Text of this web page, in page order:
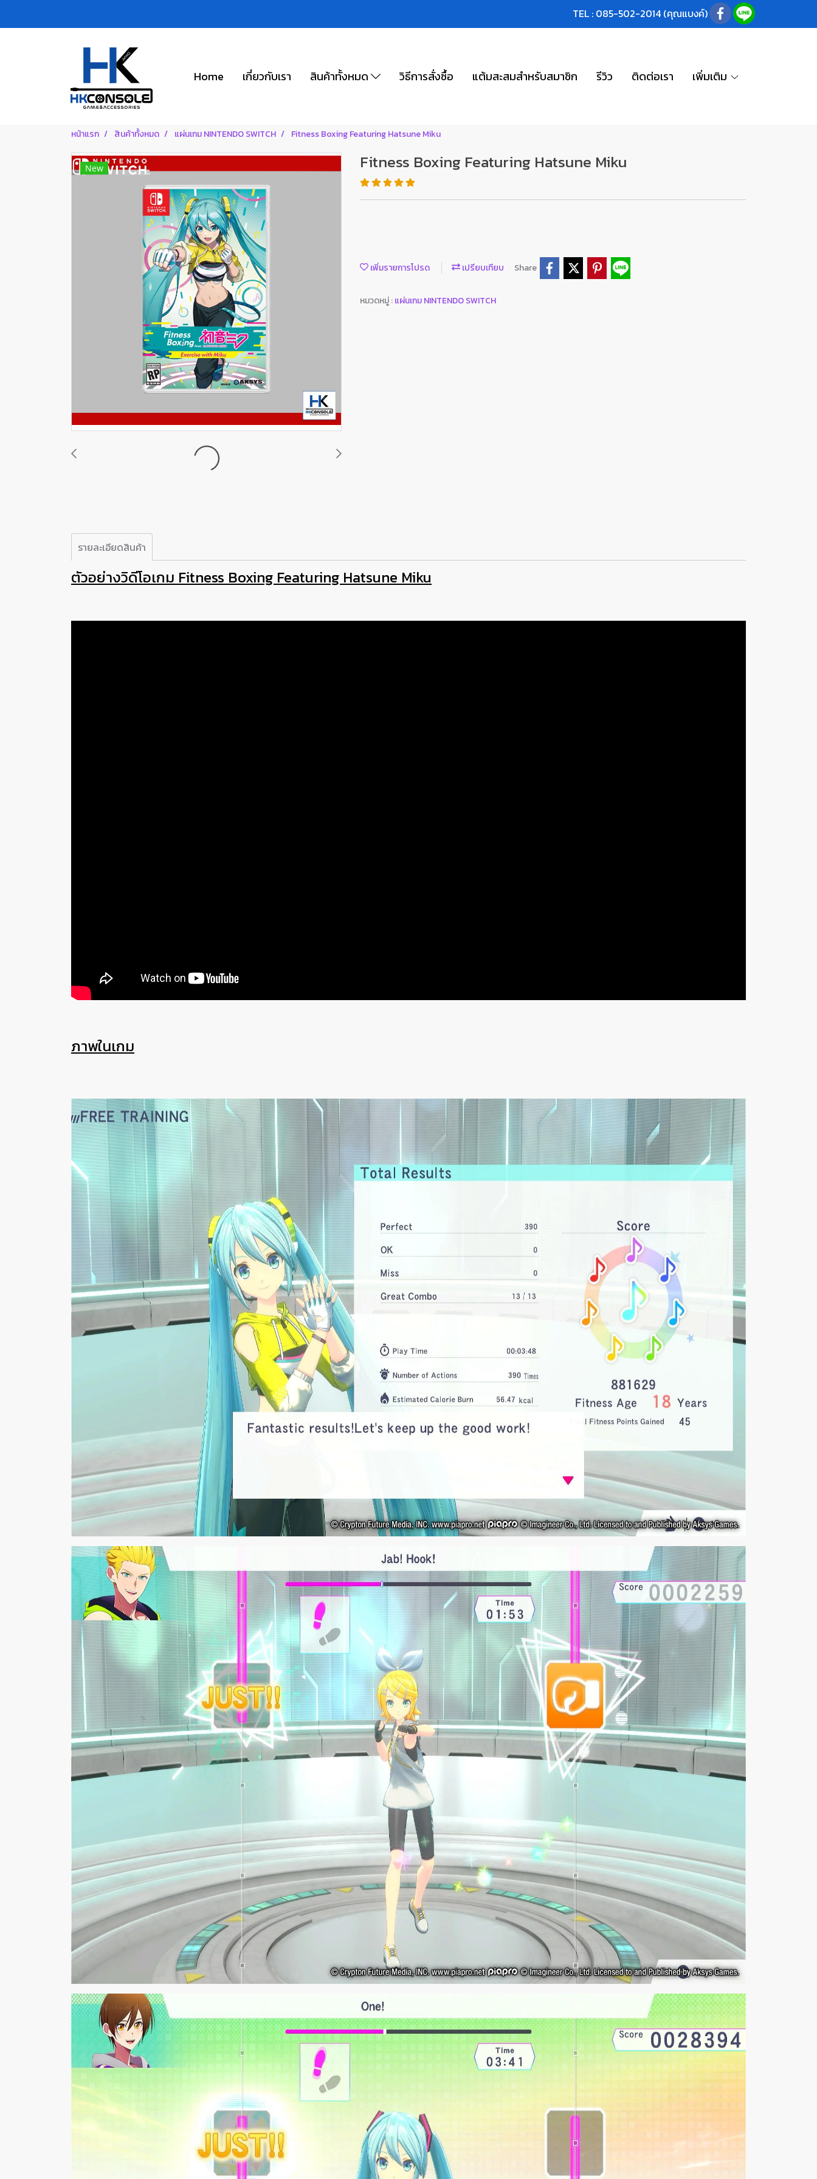
TEL : 085-502-2014 (คุณแบงค์)
Home เกี่ยวกับเรา สินค้าทั้งหมด วิธีการสั่งซื้อ แต้มสะสมสำหรับสมาชิก รีวิว ติดต่อเรา เพิ่มเติม
หน้าแรก สินค้าทั้งหมด แผ่นเกม NINTENDO SWITCH Fitness Boxing Featuring Hatsune Miku
New Fitness Boxing Featuring Hatsune Miku
เพิ่มรายการโปรด เปรียบเทียบ Share
หมวดหมู่ :แผ่นเกม NINTENDO SWITCH
รายละเอียดสินค้า
ตัวอย่างวิดีโอเกม Fitness Boxing Featuring Hatsune Miku
ภาพในเกม